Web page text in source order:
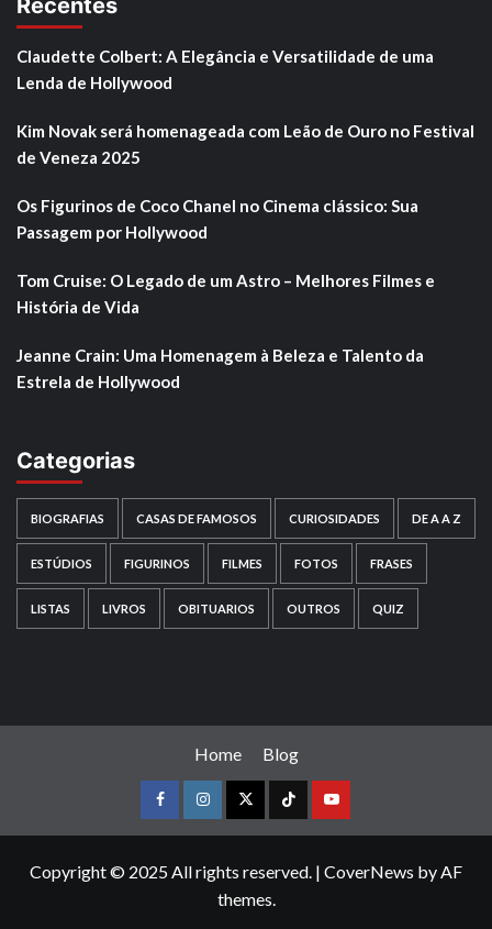
Claudette Colbert: A Elegância e Versatilidade de uma
Lenda de Hollywood
Kim Novak será homenageada com Leão de Ouro no Festival
de Veneza 2025
Os Figurinos de Coco Chanel no Cinema clássico: Sua
Passagem por Hollywood
Tom Cruise: O Legado de um Astro – Melhores Filmes e
História de Vida
Jeanne Crain: Uma Homenagem à Beleza e Talento da
Estrela de Hollywood
Categorias
BIOGRAFIAS CASAS DE FAMOSOS CURIOSIDADES DE A A Z
ESTÚDIOS FIGURINOS FILMES FOTOS FRASES
LISTAS LIVROS OBITUARIOS OUTROS QUIZ
Home Blog
FacebookinstagramtwitterTiktokyoutube
Copyright © 2025 All rights reserved. | CoverNews by AF
themes.